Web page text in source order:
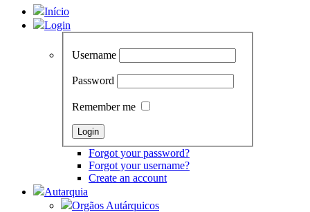
Início
Login
Username
Password
Remember me
Forgot your password?
Forgot your username?
Create an account
Autarquia
Orgãos Autárquicos